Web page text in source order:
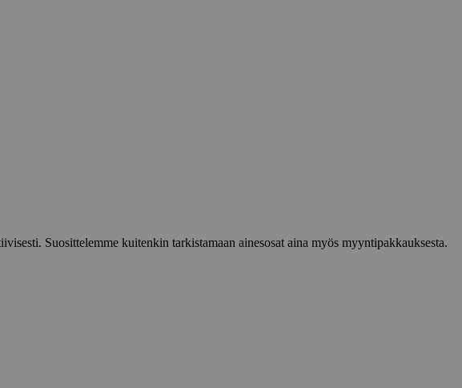
Suosittelemme kuitenkin tarkistamaan ainesosat aina myös myyntipakkauksesta.